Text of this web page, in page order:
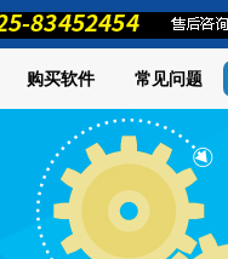
购买软件 常见问题